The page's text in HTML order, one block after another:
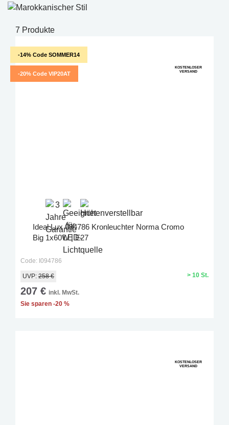
7 Produkte
-14% Code SOMMER14
-20% Code VIP20AT
KOSTENLOSER
VERSAND
Ideal Lux 094786 Kronleuchter Norma Cromo
Big 1x60W | E27
Code: I094786
UVP: 258 €
207 € inkl. MwSt.
Sie sparen -20 %
> 10 St.
KOSTENLOSER
VERSAND